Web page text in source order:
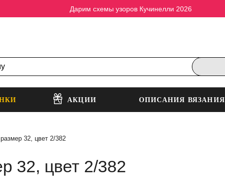
Дарим схемы узоров Кучинелли 2026
АКЦИИ ОПИСАНИЯ ВЯЗАНИЯ
32, цвет 2/382
32, цвет 2/382